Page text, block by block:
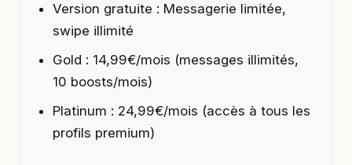
Version gratuite : Messagerie limitée,
swipe illimité
Gold : 14,99€/mois (messages illimités,
10 boosts/mois)
Platinum : 24,99€/mois (accès à tous les
profils premium)